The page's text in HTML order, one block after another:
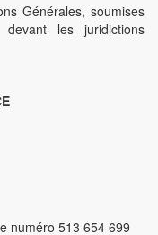
Générales, soumises
les juridictions
numéro 513 654 699